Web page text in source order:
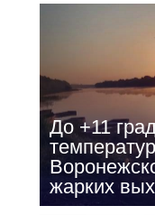
До +11
жарких